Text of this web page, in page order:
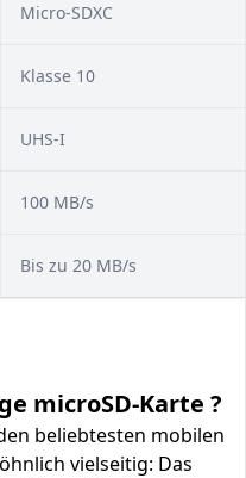
Micro-SDXC
Klasse 10
UHS-I
100 MB/s
Bis zu 20 MB/s
microSD-Karte ?
beliebtesten mobilen
vielseitig: Das